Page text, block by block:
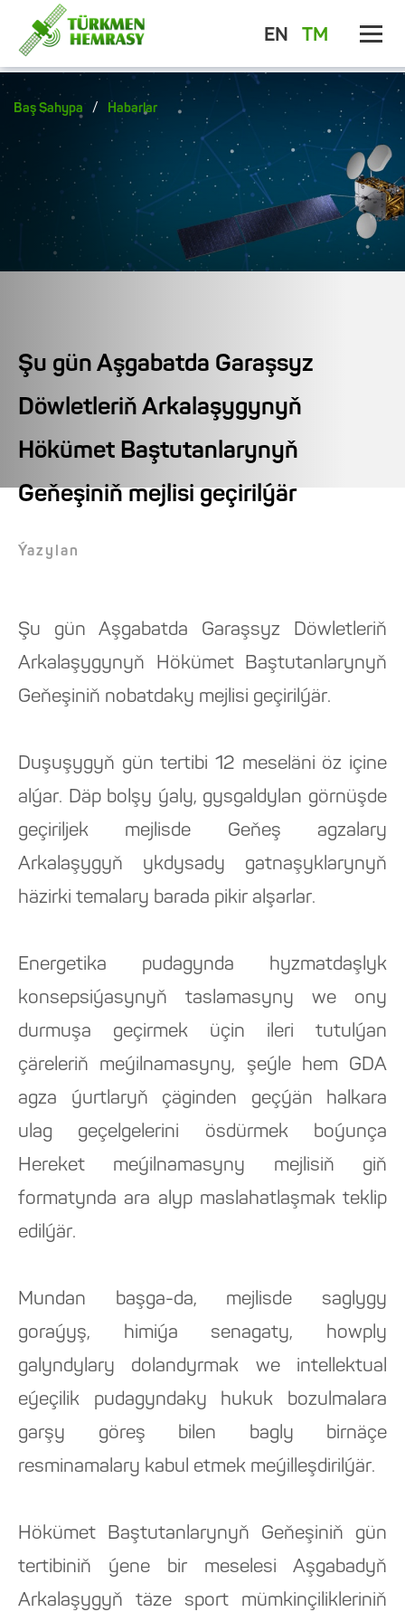
EN TM
Baş Sahypa / Habarlar
Şu gün Aşgabatda Garaşsyz
Döwletleriň Arkalaşygynyň
Hökümet Baştutanlarynyň
Geňeşiniň mejlisi geçirilýär
Ýazylan
Şu gün Aşgabatda Garaşsyz Döwletleriň
Arkalaşygynyň Hökümet Baştutanlarynyň
Geňeşiniň nobatdaky mejlisi geçirilýär.
Duşuşygyň gün tertibi 12 meseläni öz içine
alýar. Däp bolşy ýaly, gysgaldylan görnüşde
geçiriljek mejlisde Geňeş agzalary
Arkalaşygyň ykdysady gatnaşyklarynyň
häzirki temalary barada pikir alşarlar.
Energetika pudagynda hyzmatdaşlyk
konsepsiýasynyň taslamasyny we ony
durmuşa geçirmek üçin ileri tutulýan
çäreleriň meýilnamasyny, şeýle hem GDA
agza ýurtlaryň çäginden geçýän halkara
ulag geçelgelerini ösdürmek boýunça
Hereket meýilnamasyny mejlisiň giň
formatynda ara alyp maslahatlaşmak teklip
edilýär.
Mundan başga-da, mejlisde saglygy
goraýyş, himiýa senagaty, howply
galyndylary dolandyrmak we intellektual
eýeçilik pudagyndaky hukuk bozulmalara
garşy göreş bilen bagly birnäçe
resminamalary kabul etmek meýilleşdirilýär.
Hökümet Baştutanlarynyň Geňeşiniň gün
tertibiniň ýene bir meselesi Aşgabadyň
Arkalaşygyň täze sport mümkinçilikleriniň